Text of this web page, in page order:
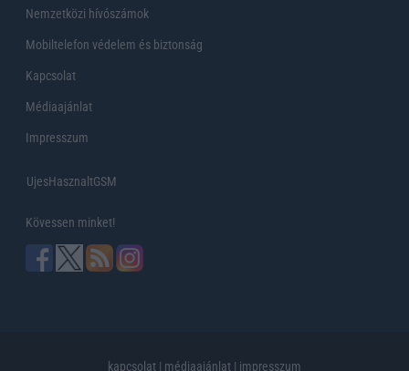
Nemzetközi hívószámok
Mobiltelefon védelem és biztonság
Kapcsolat
Médiaajánlat
Impresszum
UjesHasznaltGSM
Kövessen minket!
kapcsolat | médiaajánlat | impresszum